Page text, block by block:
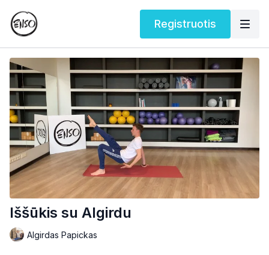
Registruotis
Iššūkis su Algirdu
Algirdas Papickas